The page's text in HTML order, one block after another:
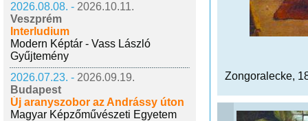
2026.08.08. - 2026.10.11.
Veszprém
Interludium
Modern Képtár - Vass László
Gyűjtemény
2026.07.23. - 2026.09.19.
Budapest
Új aranyszobor az Andrássy úton
Magyar Képzőművészeti Egyetem
Zongoralecke,